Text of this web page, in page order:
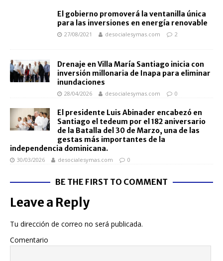
El gobierno promoverá la ventanilla única
para las inversiones en energía renovable
27/08/2021 desocialesymas.com 2
Drenaje en Villa María Santiago inicia con
inversión millonaria de Inapa para eliminar
inundaciones
28/04/2026 desocialesymas.com 0
El presidente Luis Abinader encabezó en
Santiago el tedeum por el 182 aniversario
de la Batalla del 30 de Marzo, una de las
gestas más importantes de la
independencia dominicana.
30/03/2026 desocialesymas.com 0
BE THE FIRST TO COMMENT
Leave a Reply
Tu dirección de correo no será publicada.
Comentario